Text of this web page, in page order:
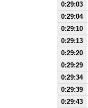
0:29:03
0:29:04
0:29:10
0:29:13
0:29:20
0:29:29
0:29:34
0:29:39
0:29:43